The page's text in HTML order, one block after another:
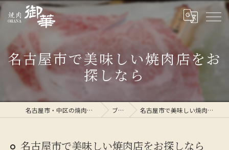
名古屋市で美味しい焼肉店をお
探しなら
名古屋市・中区の焼肉なら焼肉 御華 ブログ 名古屋市で美味しい焼肉店をお探しなら
名古屋市で美味しい焼肉店をお探しなら